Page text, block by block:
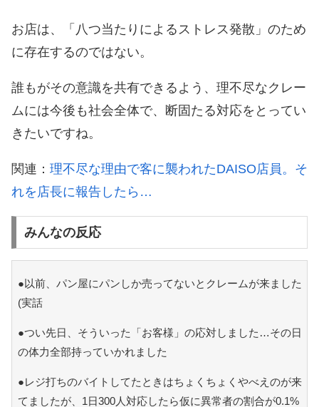
お店は、「八つ当たりによるストレス発散」のため
に存在するのではない。
誰もがその意識を共有できるよう、理不尽なクレー
ムには今後も社会全体で、断固たる対応をとってい
きたいですね。
関連： 理不尽な理由で客に襲われたDAISO店員。そ
れを店長に報告したら…
みんなの反応
●以前、パン屋にパンしか売ってないとクレームが来ました
(実話
●つい先日、そういった「お客様」の応対しました…その日
の体力全部持っていかれました
●レジ打ちのバイトしてたときはちょくちょくやべえのが来
てましたが、1日300人対応したら仮に異常者の割合が0.1%